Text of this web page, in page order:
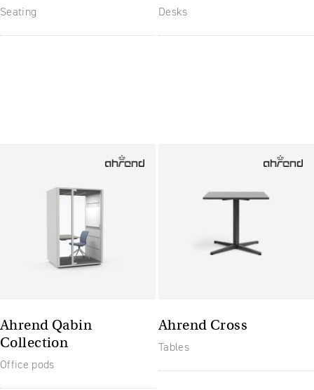
Seating Desks
Ahrend Qabin
Collection
Office pods
Ahrend Cross
Tables